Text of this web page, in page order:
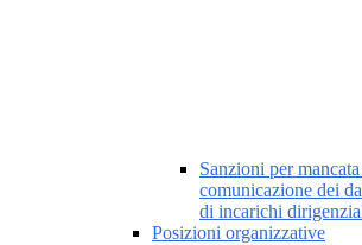
Sanzioni per
comunicazione dei
di incarichi
Posizioni organizzative